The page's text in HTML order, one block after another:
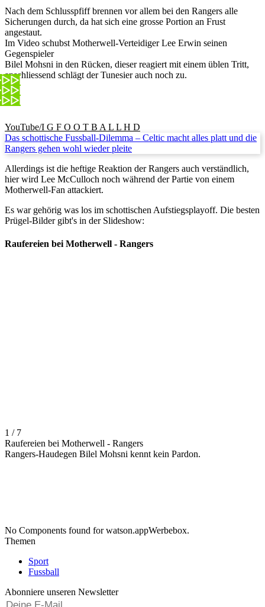
Nach dem Schlusspfiff brennen vor allem bei den Rangers alle
Sicherungen durch, da hat sich eine grosse Portion an Frust
angestaut.
Im Video schubst Motherwell-Verteidiger Lee Erwin seinen
Gegenspieler
Bilel Mohsni in den Rücken, dieser reagiert mit einem üblen Tritt,
anschliessend schlägt der Tunesier auch noch zu.
YouTube/I G F O O T B A L L H D
Das schottische Fussball-Dilemma – Celtic macht alles platt und die
Rangers gehen wohl wieder pleite
Allerdings ist die heftige Reaktion der Rangers auch verständlich,
hier wird Lee McCulloch noch während der Partie von einem
Motherwell-Fan attackiert.
Es war gehörig was los im schottischen Aufstiegsplayoff. Die besten
Prügel-Bilder gibt's in der Slideshow:
Raufereien bei Motherwell - Rangers
1 / 7
Raufereien bei Motherwell - Rangers
Rangers-Haudegen Bilel Mohsni kennt kein Pardon.
No Components found for watson.appWerbebox.
Themen
Sport
Fussball
Abonniere unseren Newsletter